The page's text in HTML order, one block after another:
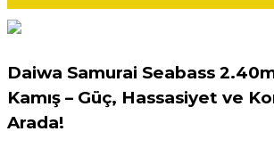
Daiwa Samurai Seabass
Kamış – Güç, Hassasiyet ve
Arada!